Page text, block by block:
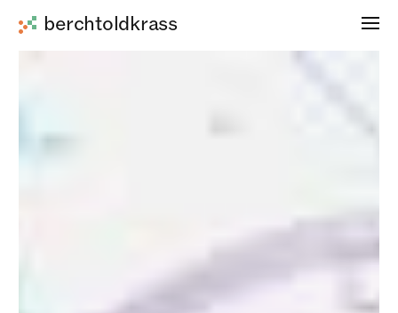
berchtoldkrass